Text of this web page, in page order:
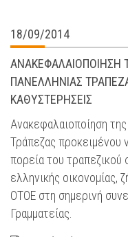
18/09/2014
ΑΝΑΚΕΦΑΛΑΙΟΠΟΙΗΣΗ
ΠΑΝΕΛΛΗΝΙΑΣ
ΚΑΘΥΣΤΕΡΗΣΕΙΣ
Ανακεφαλαιοποίηση
Τράπεζας προκειμένου
πορεία του τραπεζικού
ελληνικής οικονομίας,
ΟΤΟΕ στη σημερινή
Γραμματείας.